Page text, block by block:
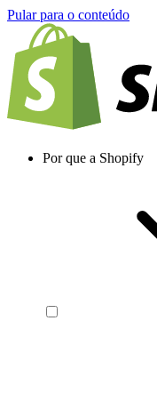
Pular para o conteúdo
Por que a Shopify